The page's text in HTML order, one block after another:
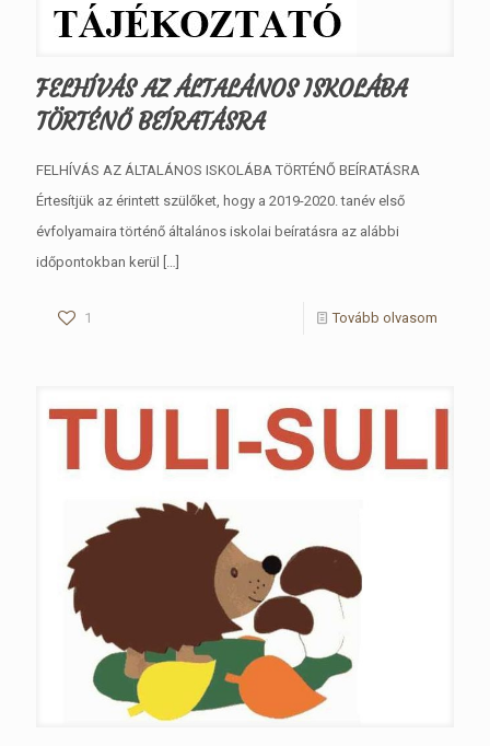
FELHÍVÁS AZ ÁLTALÁNOS ISKOLÁBA
TÖRTÉNŐ BEÍRATÁSRA
FELHÍVÁS AZ ÁLTALÁNOS ISKOLÁBA TÖRTÉNŐ BEÍRATÁSRA
Értesítjük az érintett szülőket, hogy a 2019-2020. tanév első
évfolyamaira történő általános iskolai beíratásra az alábbi
időpontokban kerül
[…]
1 Tovább olvasom